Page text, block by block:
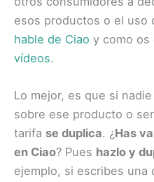
esos productos o el uso
hable de Ciao y como os
vídeos.
Lo mejor, es que si
sobre ese producto o
tarifa se duplica. ¿Has
en Ciao? Pues hazlo y
ejemplo, si escribes una